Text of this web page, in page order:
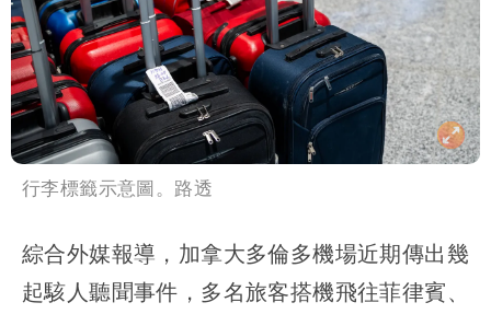
行李標籤示意圖。路透
綜合外媒報導，加拿大多倫多機場近期傳出幾
起駭人聽聞事件，多名旅客搭機飛往菲律賓、